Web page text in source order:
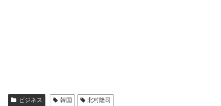
ビジネス 韓国 北村隆司